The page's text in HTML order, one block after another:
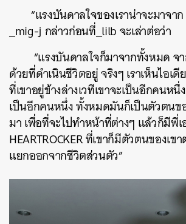
“แรงบันดาลใจของเราน่าจะมาจาก
_mig-j กล่าวก่อนที่_lilb จะเล่าต่อว่า
“แรงบันดาลใจก็มาจากทั้งหมด
ด้วยที่ดำเนินชีวิตอยู่ จริงๆ เราเห็นไอเ
ที่เขาอยู่ข้างล่างเวทีเขาจะเป็นอีกคนห
เป็นอีกคนหนึ่ง ทั้งหมดมันก็เป็นตัวตนข
มา เพื่อที่จะไปทำหน้าที่ต่างๆ แล้วก็มีพี่เ
HEARTROCKER ที่เขาก็มีตัวตนของเข
แยกออกจากชีวิตส่วนตัว”